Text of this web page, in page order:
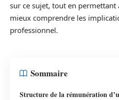
sur ce sujet, tout en
mieux comprendre les
professionnel.
Sommaire
Structure de la rémunération